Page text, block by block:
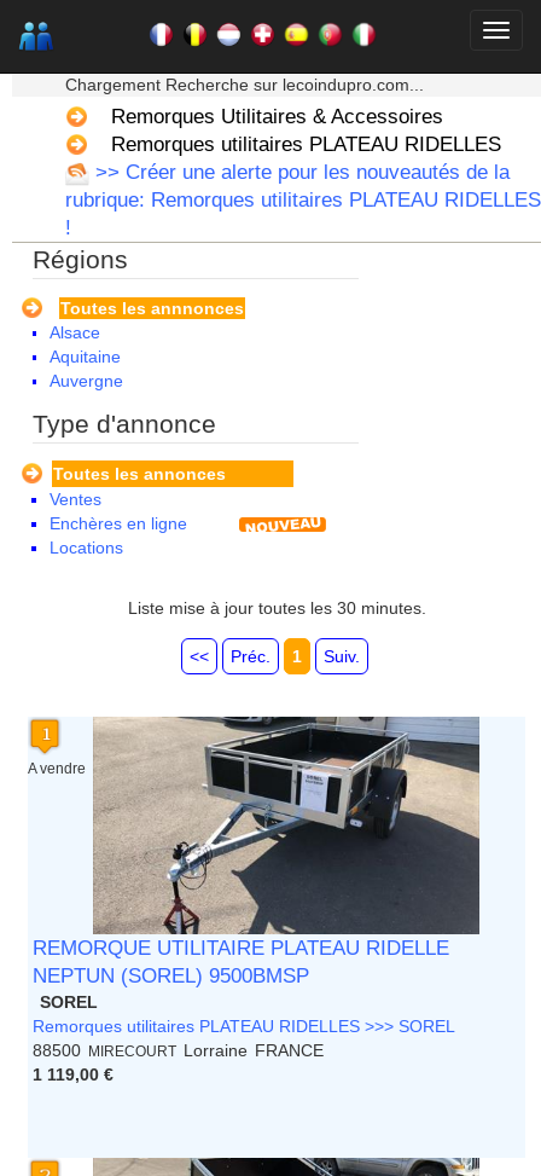
Chargement Recherche sur lecoindupro.com...
Remorques Utilitaires & Accessoires
Remorques utilitaires PLATEAU RIDELLES
>> Créer une alerte pour les nouveautés de la
rubrique: Remorques utilitaires PLATEAU RIDELLES
!
Régions
Toutes les annnonces
Alsace
Aquitaine
Auvergne
Bourgogne
Centre
Champagne Ardenne
Corse
Franche Comte - Suisse
Limousin
Lorraine
Martinique
Mayotte
Midi Pyrenees - Espagne -
Portugal
Nord Pas de Calais - Belgique -
Pays Bas
Pays de la Loire
Picardie
Poitou Charentes
Principauté de Monaco
Provence Alpes Cote d'Azur -
Italie
Rhone Alpes
Type d'annonce
Toutes les annonces
Ventes
Enchères en ligne
Locations
Liste mise à jour toutes les 30 minutes.
<< Préc. 1 Suiv.
A vendre
REMORQUE UTILITAIRE PLATEAU RIDELLE
NEPTUN (SOREL) 9500BMSP
SOREL
Remorques utilitaires PLATEAU RIDELLES >>> SOREL
88500
MIRECOURT Lorraine FRANCE
1 119,00 €